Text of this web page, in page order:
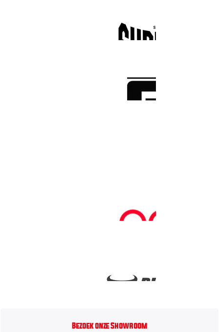
Bezoek onze Showroom